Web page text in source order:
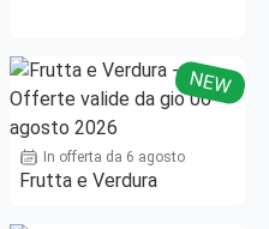
NEW
In offerta da 6 agosto
Frutta e Verdura